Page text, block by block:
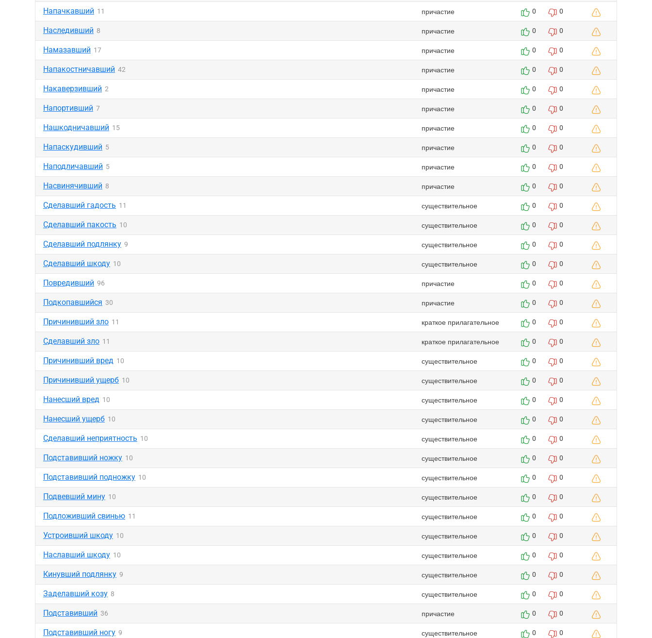
Напачкавший 11 причастие 0 0
Наследивший 8 причастие 0 0
Намазавший 17 причастие 0 0
Напакостничавший 42 причастие 0 0
Накаверзивший 2 причастие 0 0
Напортивший 7 причастие 0 0
Нашкодничавший 15 причастие 0 0
Напаскудивший 5 причастие 0 0
Наподличавший 5 причастие 0 0
Насвинячивший 8 причастие 0 0
Сделавший гадость 11 существительное 0 0
Сделавший пакость 10 существительное 0 0
Сделавший подлянку 9 существительное 0 0
Сделавший шкоду 10 существительное 0 0
Повредивший 96 причастие 0 0
Подкопавшийся 30 причастие 0 0
Причинивший зло 11 краткое прилагательное 0 0
Сделавший зло 11 краткое прилагательное 0 0
Причинивший вред 10 существительное 0 0
Причинивший ущерб 10 существительное 0 0
Нанесший вред 10 существительное 0 0
Нанесший ущерб 10 существительное 0 0
Сделавший неприятность 10 существительное 0 0
Подставивший ножку 10 существительное 0 0
Подставивший подножку 10 существительное 0 0
Подвевший мину 10 существительное 0 0
Подложивший свинью 11 существительное 0 0
Устроивший шкоду 10 существительное 0 0
Наславший шкоду 10 существительное 0 0
Кинувший подлянку 9 существительное 0 0
Заделавший козу 8 существительное 0 0
Подставивший 36 причастие 0 0
Подставивший ногу 9 существительное 0 0